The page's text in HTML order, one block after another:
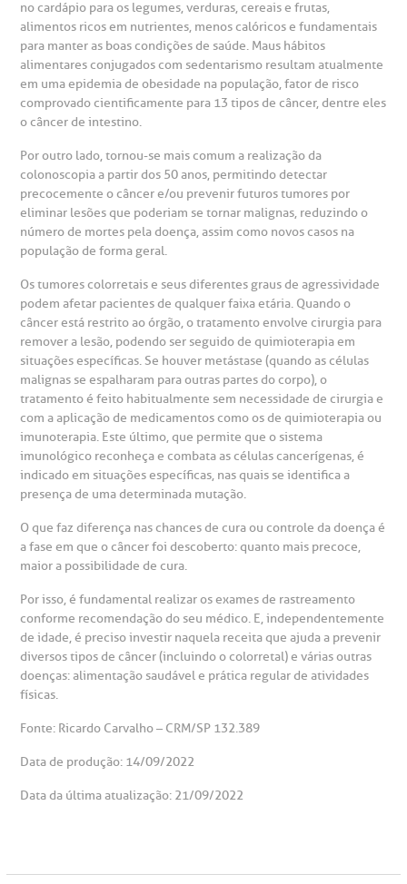
no cardápio para os legumes, verduras, cereais e frutas,
alimentos ricos em nutrientes, menos calóricos e fundamentais
para manter as boas condições de saúde. Maus hábitos
alimentares conjugados com sedentarismo resultam atualmente
em uma epidemia de obesidade na população, fator de risco
comprovado cientificamente para 13 tipos de câncer, dentre eles
o câncer de intestino.
Por outro lado, tornou-se mais comum a realização da
colonoscopia a partir dos 50 anos, permitindo detectar
precocemente o câncer e/ou prevenir futuros tumores por
eliminar lesões que poderiam se tornar malignas, reduzindo o
número de mortes pela doença, assim como novos casos na
população de forma geral.
Os tumores colorretais e seus diferentes graus de agressividade
podem afetar pacientes de qualquer faixa etária. Quando o
câncer está restrito ao órgão, o tratamento envolve cirurgia para
remover a lesão, podendo ser seguido de quimioterapia em
situações específicas. Se houver metástase (quando as células
malignas se espalharam para outras partes do corpo), o
tratamento é feito habitualmente sem necessidade de cirurgia e
com a aplicação de medicamentos como os de quimioterapia ou
imunoterapia. Este último, que permite que o sistema
imunológico reconheça e combata as células cancerígenas, é
indicado em situações específicas, nas quais se identifica a
presença de uma determinada mutação.
O que faz diferença nas chances de cura ou controle da doença é
a fase em que o câncer foi descoberto: quanto mais precoce,
maior a possibilidade de cura.
Por isso, é fundamental realizar os exames de rastreamento
conforme recomendação do seu médico. E, independentemente
de idade, é preciso investir naquela receita que ajuda a prevenir
diversos tipos de câncer (incluindo o colorretal) e várias outras
doenças: alimentação saudável e prática regular de atividades
físicas.
Fonte: Ricardo Carvalho – CRM/SP 132.389
Data de produção: 14/09/2022
Data da última atualização: 21/09/2022